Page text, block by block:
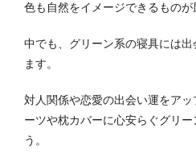
色も自然をイメージできるものが
中でも、グリーン系の寝具には
ます。
対人関係や恋愛の出会い運をア
ーツや枕カバーに心安らぐグリ
う。